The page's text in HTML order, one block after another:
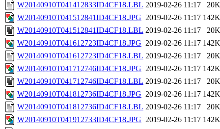
W20140910T041412833ID4CF18.LBL 2019-02-26 11:17
20K
W20140910T041512841ID4CF18.JPG 2019-02-26 11:17 142K
W20140910T041512841ID4CF18.LBL 2019-02-26 11:17
20K
W20140910T041612723ID4CF18.JPG 2019-02-26 11:17 142K
W20140910T041612723ID4CF18.LBL 2019-02-26 11:17
20K
W20140910T041712746ID4CF18.JPG 2019-02-26 11:17 142K
W20140910T041712746ID4CF18.LBL 2019-02-26 11:17
20K
W20140910T041812736ID4CF18.JPG 2019-02-26 11:17 142K
W20140910T041812736ID4CF18.LBL 2019-02-26 11:17
20K
W20140910T041912733ID4CF18.JPG 2019-02-26 11:17 142K